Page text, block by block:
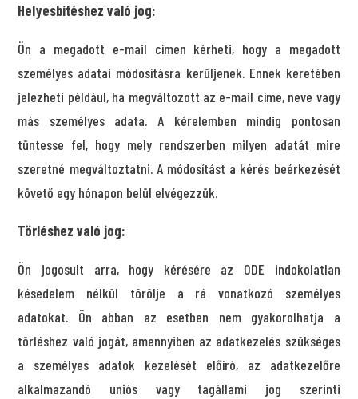
Helyesbítéshez való jog:
Ön a megadott e-mail címen kérheti, hogy a megadott
személyes adatai módosításra kerüljenek. Ennek keretében
jelezheti például, ha megváltozott az e-mail címe, neve vagy
más személyes adata. A kérelemben mindig pontosan
tüntesse fel, hogy mely rendszerben milyen adatát mire
szeretné megváltoztatni. A módosítást a kérés beérkezését
követő egy hónapon belül elvégezzük.
Törléshez való jog:
Ön jogosult arra, hogy kérésére az ODE indokolatlan
késedelem nélkül törölje a rá vonatkozó személyes
adatokat. Ön abban az esetben nem gyakorolhatja a
törléshez való jogát, amennyiben az adatkezelés szükséges
a személyes adatok kezelését előíró, az adatkezelőre
alkalmazandó uniós vagy tagállami jog szerinti